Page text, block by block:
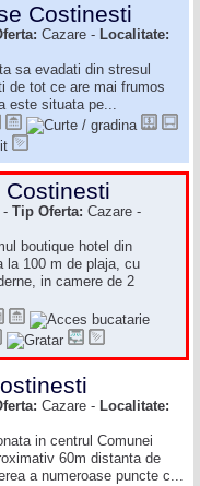
Costinesti
Cazare - Localitate:
sa evadati din stresul
de tot ce are mai frumos
este situata pe...
- Tip Oferta: Cazare -
boutique hotel din
la 100 m de plaja, cu
in camere de 2
Cazare - Localitate:
in centrul Comunei
60m distanta de
a numeroase puncte c...